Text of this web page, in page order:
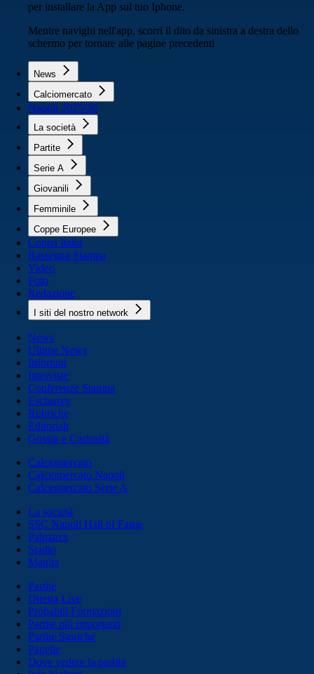
per installare la App sul tuo Iphone.
Mentre navighi nell'app, scorri il dito da sinistra a destra dello
schermo per tornare alle pagine precedenti
News
Calciomercato
Napoli 2025/26
La società
Partite
Serie A
Giovanili
Femminile
Coppe Europee
Coppa Italia
Rassegna Stampa
Video
Foto
Redazione
I siti del nostro network
News
Ultime News
Infortuni
Interviste
Conferenze Stampa
Esclusive
Rubriche
Editoriali
Gossip e Curiosità
Calciomercato
Calciomercato Napoli
Calciomercato Serie A
La società
SSC Napoli Hall of Fame
Palmares
Stadio
Maglia
Partite
Diretta Live
Probabili Formazioni
Partite più importanti
Partite Storiche
Pagelle
Dove vedere la partita